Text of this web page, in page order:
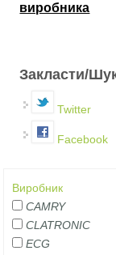
виробника
Закласти/
Twitter
Facebook
Виробник
CAMRY
CLATRONIC
ECG